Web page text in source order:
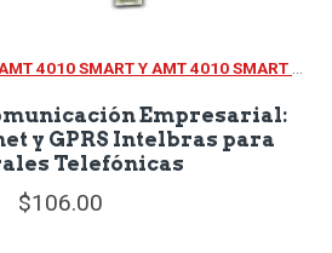
Empresarial:
y GPRS Intelbras para
Telefónicas
106.00